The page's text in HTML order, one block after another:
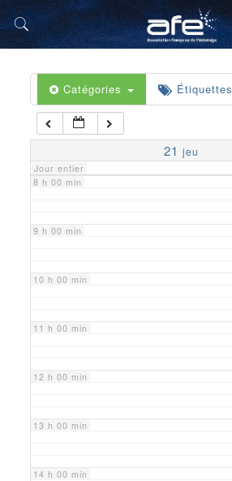
Catégories Étiquettes
21 jeu
Jour entier
5 h 00 min
6 h 00 min
7 h 00 min
8 h 00 min
9 h 00 min
10 h 00 min
11 h 00 min
12 h 00 min
13 h 00 min
14 h 00 min